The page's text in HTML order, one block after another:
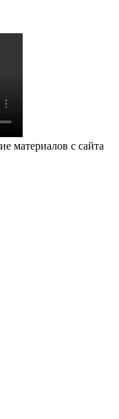
материалов с сайта